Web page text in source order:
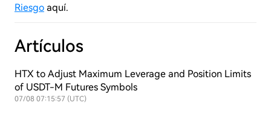
Riesgo aquí.
Artículos
HTX to Adjust Maximum Leverage and Position Limits
of USDT-M Futures Symbols
07/08 07:15:57 (UTC)